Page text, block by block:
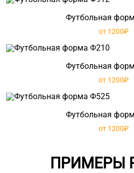
Футбольная
от 1200₽
Футбольная
от 1200₽
Футбольная
от 1200₽
ПРИМЕРЫ